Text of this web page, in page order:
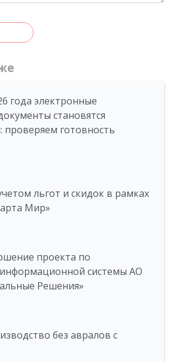
года электронные
становятся
проверяем готовность
льгот и скидок в рамках
Мир»
проекта по
системы АО
Решения»
без авралов с